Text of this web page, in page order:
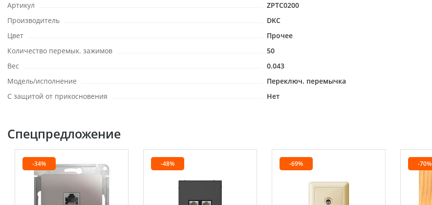
Артикул
ZPTC0200
Производитель
DKC
Цвет
Прочее
Количество перемык. зажимов
50
Вес
0.043
Модель/исполнение
Переключ. перемычка
С защитой от прикосновения
Нет
Спецпредложение
-34% -48% -69% -70%